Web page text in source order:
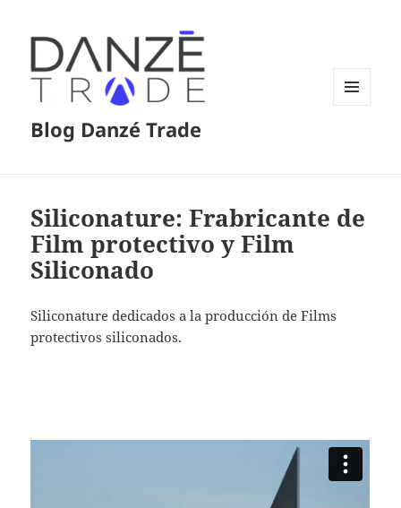
Blog Danzé Trade
Siliconature: Frabricante de
Film protectivo y Film
Siliconado
Siliconature dedicados a la producción de Films
protectivos siliconados.